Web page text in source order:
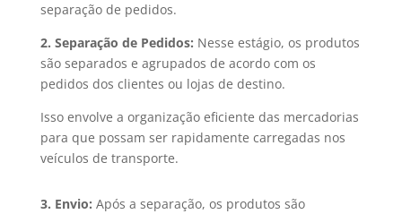
separação de pedidos.
2. Separação de Pedidos: Nesse estágio, os produtos
são separados e agrupados de acordo com os
pedidos dos clientes ou lojas de destino.
Isso envolve a organização eficiente das mercadorias
para que possam ser rapidamente carregadas nos
veículos de transporte.
3. Envio: Após a separação, os produtos são